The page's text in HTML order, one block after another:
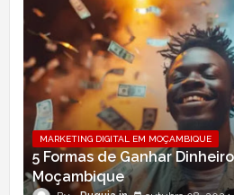
MARKETING DIGITAL EM MOÇAMBIQUE
5 Formas de Ganhar
Moçambique